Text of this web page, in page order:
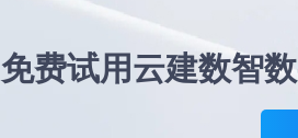
免费试用云建数智